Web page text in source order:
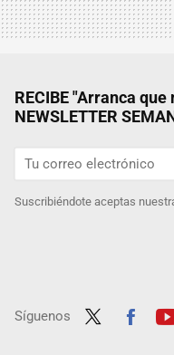
RECIBE "Arranca
NEWSLETTER
Suscribiéndote aceptas
Síguenos